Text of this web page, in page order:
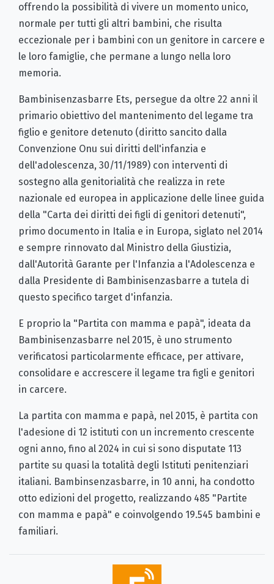
offrendo la possibilità di vivere un momento unico,
normale per tutti gli altri bambini, che risulta
eccezionale per i bambini con un genitore in carcere e
le loro famiglie, che permane a lungo nella loro
memoria.
Bambinisenzasbarre Ets, persegue da oltre 22 anni il
primario obiettivo del mantenimento del legame tra
figlio e genitore detenuto (diritto sancito dalla
Convenzione Onu sui diritti dell'infanzia e
dell'adolescenza, 30/11/1989) con interventi di
sostegno alla genitorialità che realizza in rete
nazionale ed europea in applicazione delle linee guida
della "Carta dei diritti dei figli di genitori detenuti",
primo documento in Italia e in Europa, siglato nel 2014
e sempre rinnovato dal Ministro della Giustizia,
dall'Autorità Garante per l'Infanzia a l'Adolescenza e
dalla Presidente di Bambinisenzasbarre a tutela di
questo specifico target d'infanzia.
E proprio la "Partita con mamma e papà", ideata da
Bambinisenzasbarre nel 2015, è uno strumento
verificatosi particolarmente efficace, per attivare,
consolidare e accrescere il legame tra figli e genitori
in carcere.
La partita con mamma e papà, nel 2015, è partita con
l'adesione di 12 istituti con un incremento crescente
ogni anno, fino al 2024 in cui si sono disputate 113
partite su quasi la totalità degli Istituti penitenziari
italiani. Bambinsenzasbarre, in 10 anni, ha condotto
otto edizioni del progetto, realizzando 485 "Partite
con mamma e papà" e coinvolgendo 19.545 bambini e
familiari.